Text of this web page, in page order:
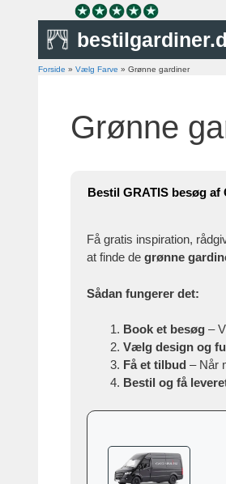
Forside » Vælg Farve » Grønne gardiner
Grønne
Bestil GRATIS besøg af
Få gratis inspiration,
at finde de grønne
Sådan fungerer det:
Book et besøg –
Vælg design og
Få et tilbud – Når
Bestil og få